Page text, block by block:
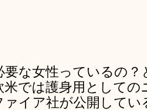
要な女性っているの
米では護身用として
ァイア社が公開してい